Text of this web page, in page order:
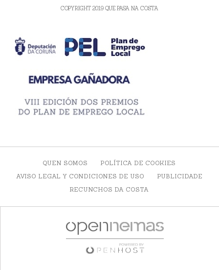
COPYRIGHT 2019 QUE PASA NA COSTA
QUEN SOMOS
POLÍTICA DE COOKIES
AVISO LEGAL Y CONDICIONES DE USO
PUBLICIDADE
RECUNCHOS DA COSTA